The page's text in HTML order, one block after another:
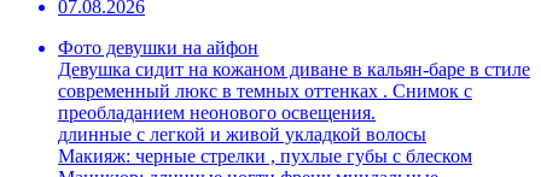
07.08.2026
Фото девушки на айфон
Девушка сидит на кожаном диване в кальян-баре в стиле
современный люкс в темных оттенках . Снимок с
преобладанием неонового освещения.
длинные с легкой и живой укладкой волосы
Макияж: черные стрелки , пухлые губы с блеском